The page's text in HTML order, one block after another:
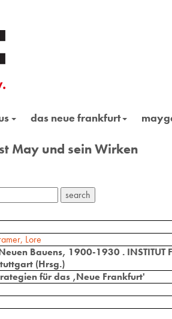
das neue frankfurt
May und sein Wirken
Lore
Bauens, 1900-1930 . INSTITUT
(Hrsg.)
für das ‚Neue Frankfurt'